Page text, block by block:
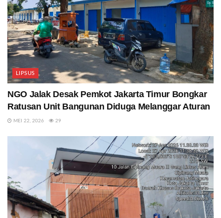
LIPSUS
NGO Jalak Desak Pemkot Jakarta Timur Bongkar
Ratusan Unit Bangunan Diduga Melanggar Aturan
MEI 22, 2026 29